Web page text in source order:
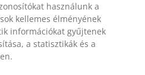
használunk a
kellemes élményének
információkat gyűjtenek
a statisztikák és a